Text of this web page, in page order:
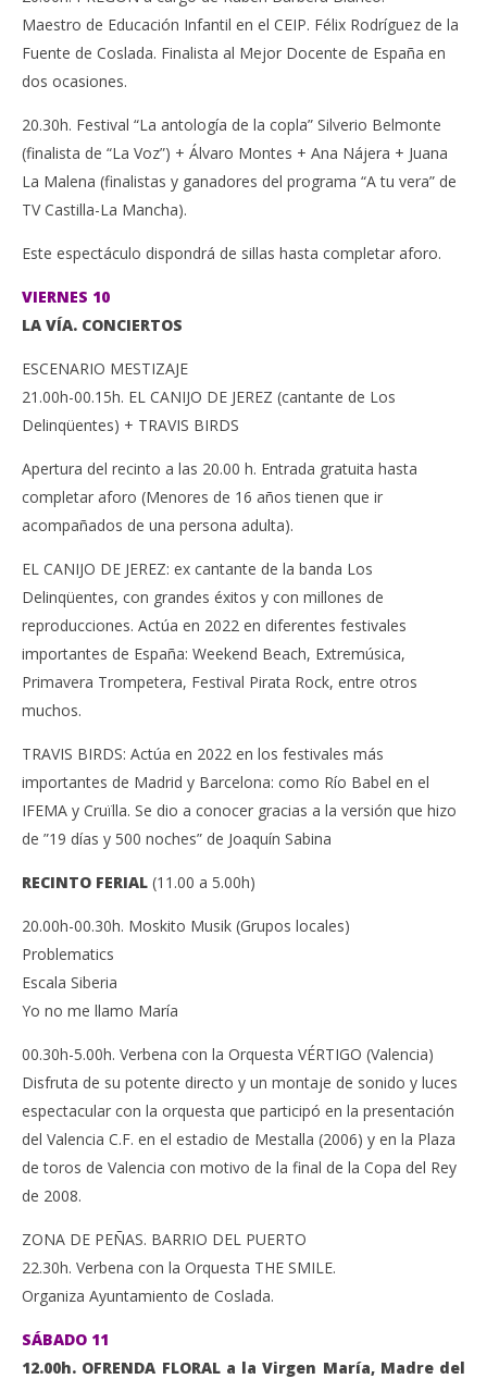
Maestro de Educación Infantil en el CEIP. Félix Rodríguez de la
Fuente de Coslada. Finalista al Mejor Docente de España en
dos ocasiones.
20.30h. Festival “La antología de la copla” Silverio Belmonte
(finalista de “La Voz”) + Álvaro Montes + Ana Nájera + Juana
La Malena (finalistas y ganadores del programa “A tu vera” de
TV Castilla-La Mancha).
Este espectáculo dispondrá de sillas hasta completar aforo.
VIERNES 10
LA VÍA. CONCIERTOS
ESCENARIO MESTIZAJE
21.00h-00.15h. EL CANIJO DE JEREZ (cantante de Los
Delinqüentes) + TRAVIS BIRDS
Apertura del recinto a las 20.00 h. Entrada gratuita hasta
completar aforo (Menores de 16 años tienen que ir
acompañados de una persona adulta).
EL CANIJO DE JEREZ: ex cantante de la banda Los
Delinqüentes, con grandes éxitos y con millones de
reproducciones. Actúa en 2022 en diferentes festivales
importantes de España: Weekend Beach, Extremúsica,
Primavera Trompetera, Festival Pirata Rock, entre otros
muchos.
TRAVIS BIRDS: Actúa en 2022 en los festivales más
importantes de Madrid y Barcelona: como Río Babel en el
IFEMA y Cruïlla. Se dio a conocer gracias a la versión que hizo
de ”19 días y 500 noches” de Joaquín Sabina
RECINTO FERIAL (11.00 a 5.00h)
20.00h-00.30h. Moskito Musik (Grupos locales)
Problematics
Escala Siberia
Yo no me llamo María
00.30h-5.00h. Verbena con la Orquesta VÉRTIGO (Valencia)
Disfruta de su potente directo y un montaje de sonido y luces
espectacular con la orquesta que participó en la presentación
del Valencia C.F. en el estadio de Mestalla (2006) y en la Plaza
de toros de Valencia con motivo de la final de la Copa del Rey
de 2008.
ZONA DE PEÑAS. BARRIO DEL PUERTO
22.30h. Verbena con la Orquesta THE SMILE.
Organiza Ayuntamiento de Coslada.
SÁBADO 11
12.00h. OFRENDA FLORAL a la Virgen María, Madre del